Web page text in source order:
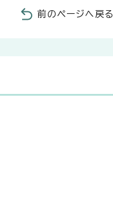
前のページへ戻る